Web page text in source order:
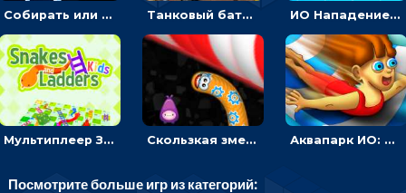
Собирать или соединять ножи на поле, чтобы уничтожать врагов - ИО Танковый баттл: расставлять машины или бить противника - мультиплеер ИО Нападение акулы: плыть, чтобы есть людей
Мультиплеер Змеи и лестницы: бросать кости, чтобы идти к финишу Скользкая змея ИО: ползти или собирать еду Аквапарк ИО: двигаться по трубе, обгонять соперников и избегать преград
Посмотрите больше игр из категорий: